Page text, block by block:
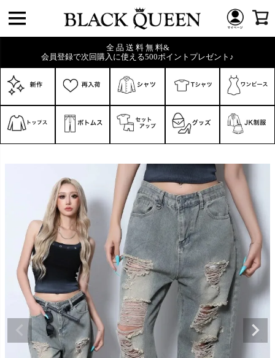
全 品 送 料 無 料&
会員登録で次回購入に使える500ポイントプレゼント♪